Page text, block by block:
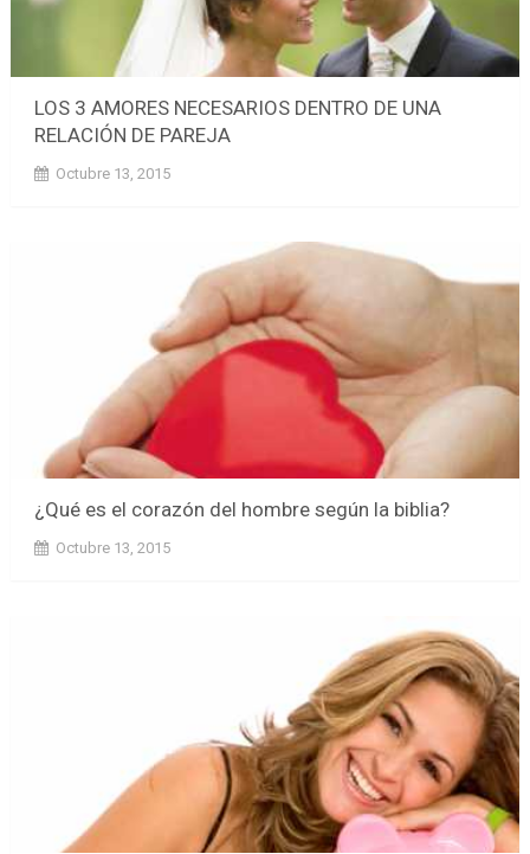
LOS 3 AMORES NECESARIOS DENTRO DE UNA
RELACIÓN DE PAREJA
Octubre 13, 2015
¿Qué es el corazón del hombre según la biblia?
Octubre 13, 2015